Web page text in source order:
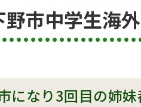
市中学生海
になり3回目の姉